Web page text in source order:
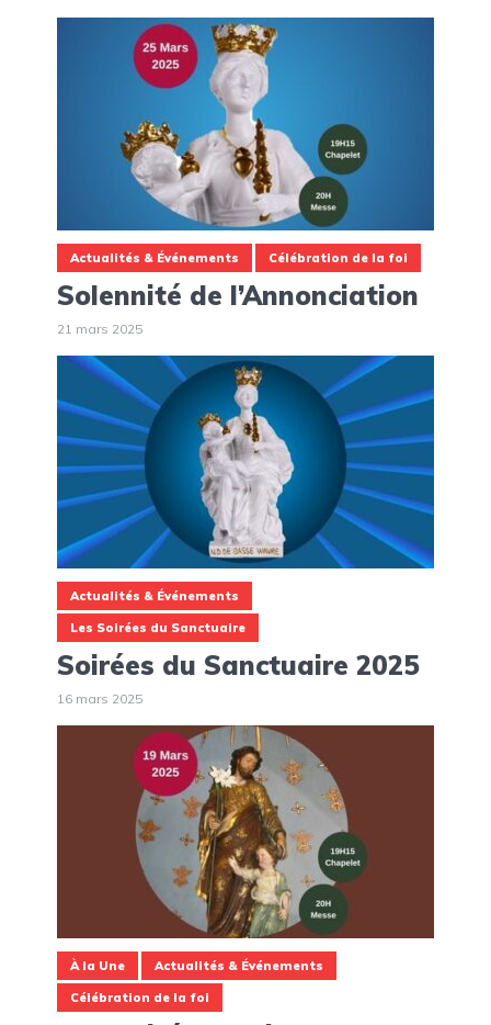
Actualités & Événements Célébration de la foi
Solennité de l’Annonciation
21 mars 2025
Actualités & Événements
Les Soirées du Sanctuaire
Soirées du Sanctuaire 2025
16 mars 2025
À la Une Actualités & Événements
Célébration de la foi